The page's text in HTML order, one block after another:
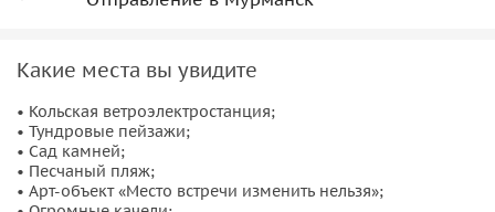
Какие места вы увидите
• Кольская ветроэлектростанция;
• Тундровые пейзажи;
• Сад камней;
• Песчаный пляж;
• Арт-объект «Место встречи изменить нельзя»;